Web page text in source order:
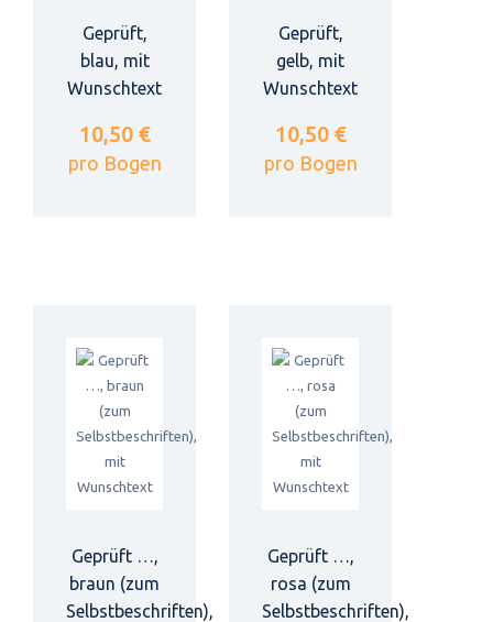
Geprüft,
blau, mit
Wunschtext
10,50 €
pro Bogen
Geprüft,
gelb, mit
Wunschtext
10,50 €
pro Bogen
Geprüft …,
braun (zum
Selbstbeschriften),
Geprüft …,
rosa (zum
Selbstbeschriften),